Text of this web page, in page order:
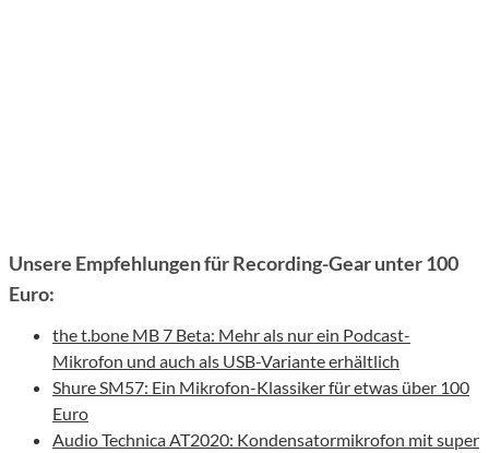
Unsere Empfehlungen für Recording-Gear unter 100
Euro:
the t.bone MB 7 Beta: Mehr als nur ein Podcast-
Mikrofon und auch als USB-Variante erhältlich
Shure SM57: Ein Mikrofon-Klassiker für etwas über 100
Euro
Audio Technica AT2020: Kondensatormikrofon mit super